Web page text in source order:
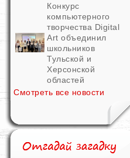
Конкурс
компьютерного
творчества Digital
Art объединил
школьников
Тульской и
Херсонской
областей
Смотреть все новости